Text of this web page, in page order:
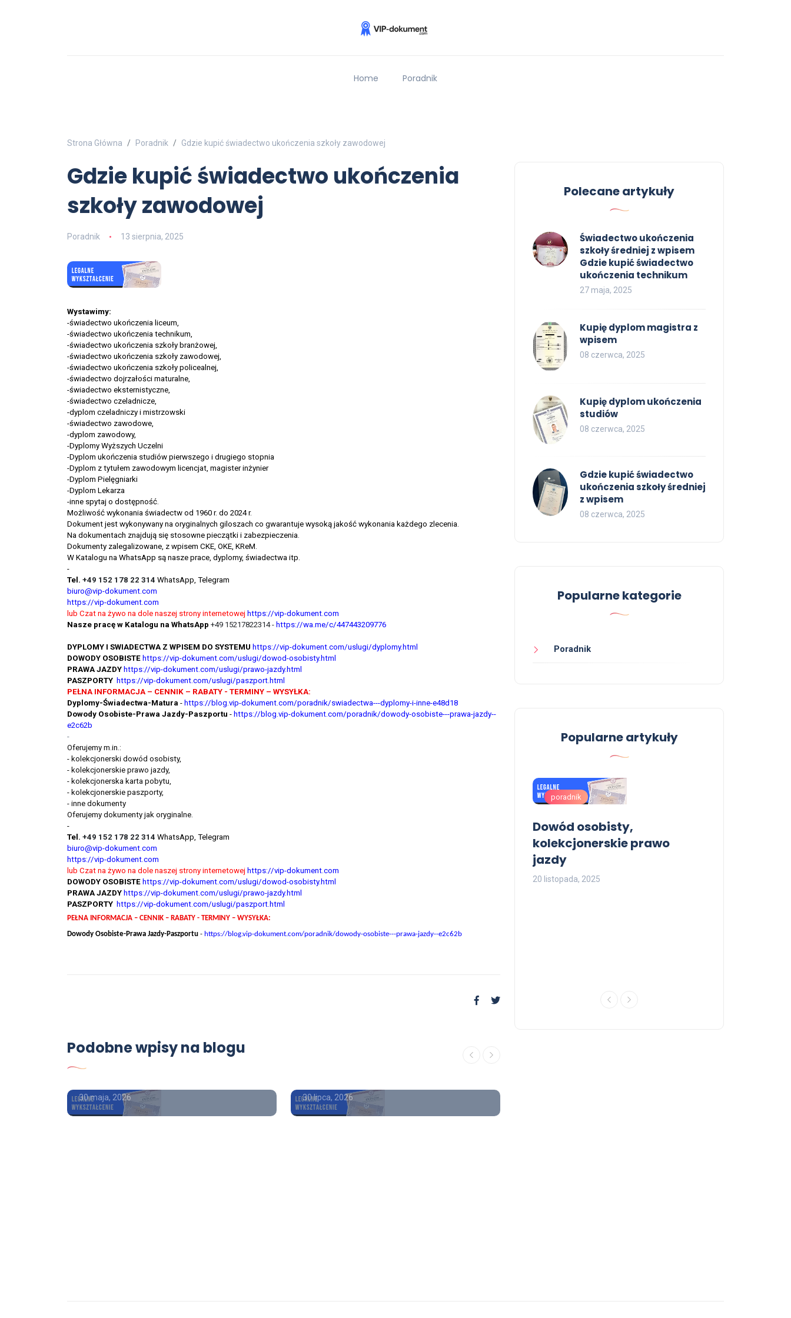
Home Poradnik
Strona Główna Poradnik Gdzie kupić świadectwo ukończenia szkoły zawodowej
Gdzie kupić świadectwo ukończenia
szkoły zawodowej
Poradnik 13 sierpnia, 2025
Wystawimy:
-świadectwo ukończenia liceum,
-świadectwo ukończenia technikum,
-świadectwo ukończenia szkoły branżowej,
-świadectwo ukończenia szkoły zawodowej,
-świadectwo ukończenia szkoły policealnej,
-świadectwo dojrzałości maturalne,
-świadectwo eksternistyczne,
-świadectwo czeladnicze,
-dyplom czeladniczy i mistrzowski
-świadectwo zawodowe,
-dyplom zawodowy,
-Dyplomy Wyższych Uczelni
-Dyplom ukończenia studiów pierwszego i drugiego stopnia
-Dyplom z tytułem zawodowym licencjat, magister inżynier
-Dyplom Pielęgniarki
-Dyplom Lekarza
-inne spytaj o dostępność.
Możliwość wykonania świadectw od 1960 r. do 2024 r.
Dokument jest wykonywany na oryginalnych giloszach co gwarantuje wysoką jakość wykonania każdego zlecenia.
Na dokumentach znajdują się stosowne pieczątki i zabezpieczenia.
Dokumenty zalegalizowane, z wpisem CKE, OKE, KReM.
W Katalogu na WhatsApp są nasze prace, dyplomy, świadectwa itp.
-
Tel. +49 152 178 22 314 WhatsApp, Telegram
biuro@vip-dokument.com
https://vip-dokument.com
lub Czat na żywo na dole naszej strony internetowej https://vip-dokument.com
Nasze pracę w Katalogu na WhatsApp +49 15217822314 - https://wa.me/c/447443209776
DYPLOMY I SWIADECTWA Z WPISEM DO SYSTEMU https://vip-dokument.com/uslugi/dyplomy.html
DOWODY OSOBISTE https://vip-dokument.com/uslugi/dowod-osobisty.html
PRAWA JAZDY https://vip-dokument.com/uslugi/prawo-jazdy.html
PASZPORTY https://vip-dokument.com/uslugi/paszport.html
PEŁNA INFORMACJA – CENNIK – RABATY - TERMINY – WYSYŁKA:
Dyplomy-Świadectwa-Matura - https://blog.vip-dokument.com/poradnik/swiadectwa---dyplomy-i-inne-e48d18
Dowody Osobiste-Prawa Jazdy-Paszportu - https://blog.vip-dokument.com/poradnik/dowody-osobiste---prawa-jazdy--
e2c62b
-
Oferujemy m.in.:
- kolekcjonerski dowód osobisty,
- kolekcjonerskie prawo jazdy,
- kolekcjonerska karta pobytu,
- kolekcjonerskie paszporty,
- inne dokumenty
Oferujemy dokumenty jak oryginalne.
-
Tel. +49 152 178 22 314 WhatsApp, Telegram
biuro@vip-dokument.com
https://vip-dokument.com
lub Czat na żywo na dole naszej strony internetowej https://vip-dokument.com
DOWODY OSOBISTE https://vip-dokument.com/uslugi/dowod-osobisty.html
PRAWA JAZDY https://vip-dokument.com/uslugi/prawo-jazdy.html
PASZPORTY https://vip-dokument.com/uslugi/paszport.html
PEŁNA INFORMACJA – CENNIK – RABATY - TERMINY – WYSYŁKA:
Dowody Osobiste-Prawa Jazdy-Paszportu - https://blog.vip-dokument.com/poradnik/dowody-osobiste---prawa-jazdy--e2c62b
Podobne wpisy na blogu
Dyplom licencjat, gdzie
kupić
30 maja, 2026 30 lipca, 2026
Polecane artykuły
Świadectwo ukończenia
szkoły średniej z wpisem
Gdzie kupić świadectwo
ukończenia technikum
27 maja, 2025
Kupię dyplom magistra z
wpisem
08 czerwca, 2025
Kupię dyplom ukończenia
studiów
08 czerwca, 2025
Gdzie kupić świadectwo
ukończenia szkoły średniej
z wpisem
08 czerwca, 2025
Popularne kategorie
Poradnik
Popularne artykuły
poradnik
Dowód osobisty,
kolekcjonerskie prawo
jazdy
20 listopada, 2025